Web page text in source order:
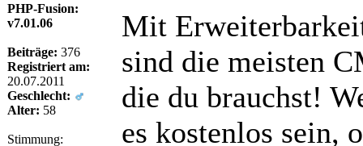
PHP-Fusion:
v7.01.06
Beiträge: 376
Registriert am:
20.07.2011
Geschlecht:
Alter: 58
Stimmung:
Mit
sind die meisten
die du brauchst!
es kostenlos sein,